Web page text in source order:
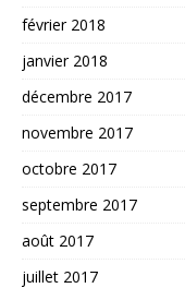
février 2018
janvier 2018
décembre 2017
novembre 2017
octobre 2017
septembre 2017
août 2017
juillet 2017